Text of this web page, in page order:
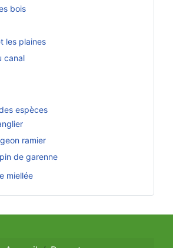
bois
les plaines
canal
espèces
ramier
de garenne
miellée